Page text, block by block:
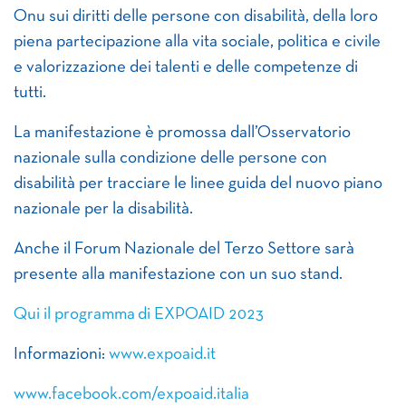
Onu sui diritti delle persone con disabilità, della loro
piena partecipazione alla vita sociale, politica e civile
e valorizzazione dei talenti e delle competenze di
tutti.
La manifestazione è promossa dall’Osservatorio
nazionale sulla condizione delle persone con
disabilità per tracciare le linee guida del nuovo piano
nazionale per la disabilità.
Anche il Forum Nazionale del Terzo Settore sarà
presente alla manifestazione con un suo stand.
Qui il programma di EXPOAID 2023
Informazioni: www.expoaid.it
www.facebook.com/expoaid.italia